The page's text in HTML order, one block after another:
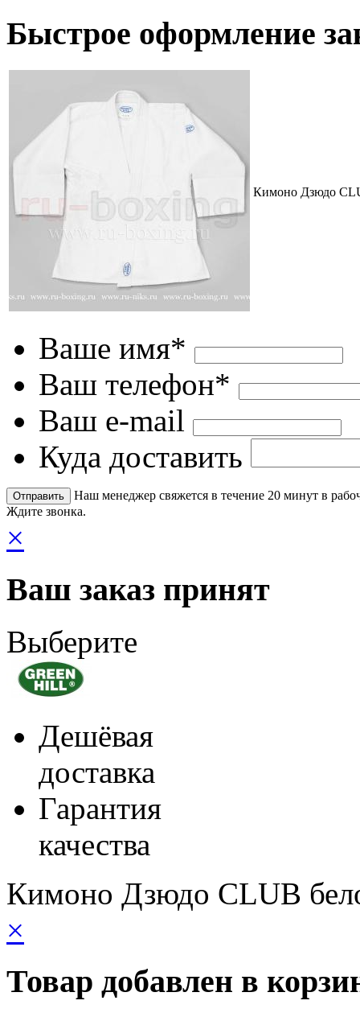
Быстрое оформление
Кимоно Дзюдо
Ваше имя*
Ваш телефон*
Ваш e-mail
Куда доставить
Наш менеджер свяжется в течение 20 минут в
Ждите звонка.
×
Ваш заказ принят
Выберите
Дешёвая
доставка
Гарантия
качества
Кимоно Дзюдо CLUB
×
Товар добавлен в